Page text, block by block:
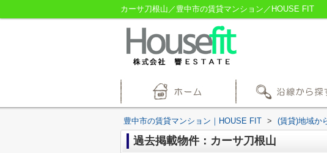
カーサ刀根山／豊中市の賃貸マンション／HOUSE FIT
豊中市の賃貸マンション｜HOUSE FIT > (賃貸)地域か
過去掲載物件：カーサ刀根山